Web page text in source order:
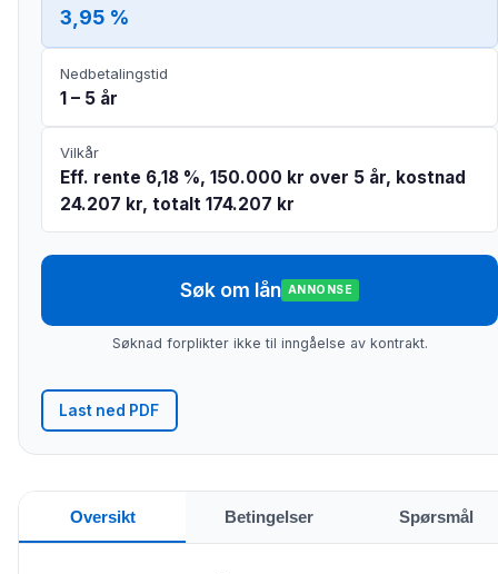
3,95 %
Nedbetalingstid
1 – 5 år
Vilkår
Eff. rente 6,18 %, 150.000 kr over 5 år, kostnad
24.207 kr, totalt 174.207 kr
Søk om lån ANNONSE
Søknad forplikter ikke til inngåelse av kontrakt.
Last ned PDF
Oversikt Betingelser Spørsmål